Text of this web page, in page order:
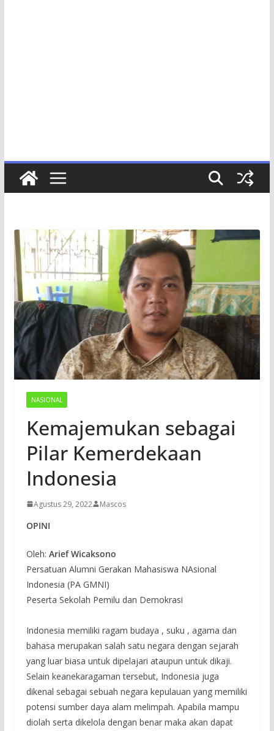
NASIONAL
Kemajemukan sebagai
Pilar Kemerdekaan
Indonesia
Agustus 29, 2022 Mascos
OPINI
Oleh: Arief Wicaksono
Persatuan Alumni Gerakan Mahasiswa NAsional
Indonesia (PA GMNI)
Peserta Sekolah Pemilu dan Demokrasi
Indonesia memiliki ragam budaya , suku , agama dan
bahasa merupakan salah satu negara dengan sejarah
yang luar biasa untuk dipelajari ataupun untuk dikaji.
Selain keanekaragaman tersebut, Indonesia juga
dikenal sebagai sebuah negara kepulauan yang memiliki
potensi sumber daya alam melimpah. Apabila mampu
diolah serta dikelola dengan benar maka akan dapat